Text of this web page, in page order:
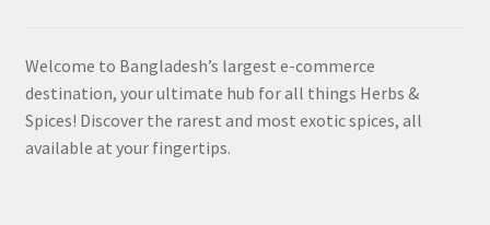
Welcome to Bangladesh’s largest e-commerce
destination, your ultimate hub for all things Herbs &
Spices! Discover the rarest and most exotic spices, all
available at your fingertips.